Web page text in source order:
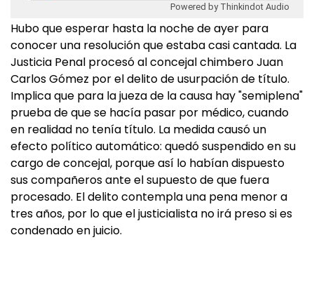
Powered by Thinkindot Audio
Hubo que esperar hasta la noche de ayer para
conocer una resolución que estaba casi cantada. La
Justicia Penal procesó al concejal chimbero Juan
Carlos Gómez por el delito de usurpación de título.
Implica que para la jueza de la causa hay "semiplena"
prueba de que se hacía pasar por médico, cuando
en realidad no tenía título. La medida causó un
efecto político automático: quedó suspendido en su
cargo de concejal, porque así lo habían dispuesto
sus compañeros ante el supuesto de que fuera
procesado. El delito contempla una pena menor a
tres años, por lo que el justicialista no irá preso si es
condenado en juicio.